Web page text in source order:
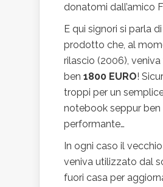
donatomi dall’amico
E qui signori si parla
prodotto che, al
rilascio (2006),
ben 1800 EURO!
troppi per un
notebook seppur
performante…
In ogni caso il
veniva utilizzato dal
fuori casa per